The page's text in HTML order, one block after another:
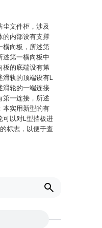
尘文件柜，涉及
的内部设有支撑
横向板，所述第
述第一横向板中
板的底端设有第
滑轨的顶端设有L
滑轮的一端连接
第一连接，所述
本实用新型的有
可以对L型挡板进
标志，以便于查